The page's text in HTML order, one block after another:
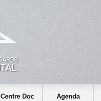
Centre Doc Agenda